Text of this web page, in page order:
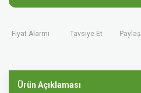
Fiyat Alarmı Tavsiye Et Paylaş
Ürün Açıklaması